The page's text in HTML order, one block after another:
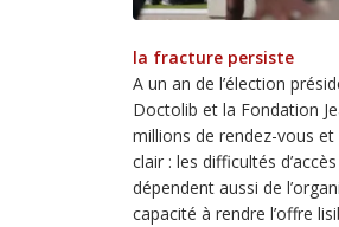
la fracture persiste
A un an de l’élection
Doctolib et la Fondation
millions de rendez-vous
clair : les difficultés
dépendent aussi de
capacité à rendre l’offre